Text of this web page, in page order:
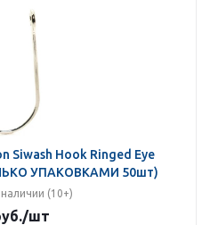
Siwash Hook Ringed Eye
УПАКОВКАМИ 50шт)
наличии (10+)
/шт